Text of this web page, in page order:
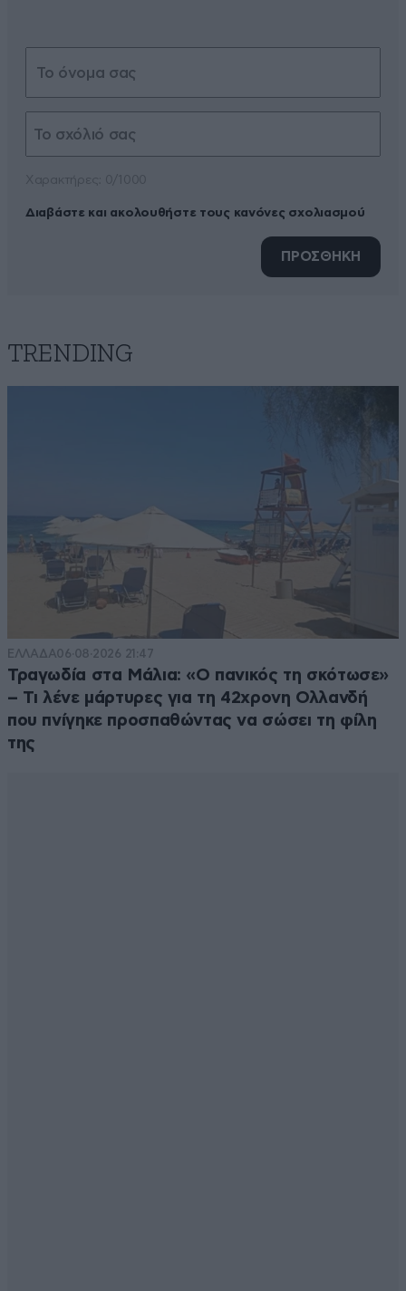
Διαβάστε και ακολουθήστε τους κανόνες σχολιασμού
ΠΡΟΣΘΗΚΗ
TRENDING
ΕΛΛΑΔΑ06·08·2026 21:47
Τραγωδία στα Μάλια: «Ο πανικός τη σκότωσε»
– Τι λένε μάρτυρες για τη 42χρονη Ολλανδή
που πνίγηκε προσπαθώντας να σώσει τη φίλη
της